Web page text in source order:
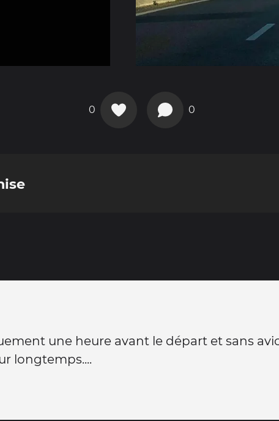
0 0
une heure avant le départ et sans
longtemps....